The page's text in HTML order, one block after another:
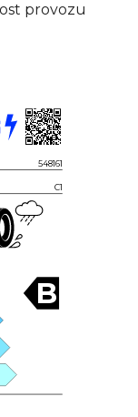
provozu
548161
C1
B